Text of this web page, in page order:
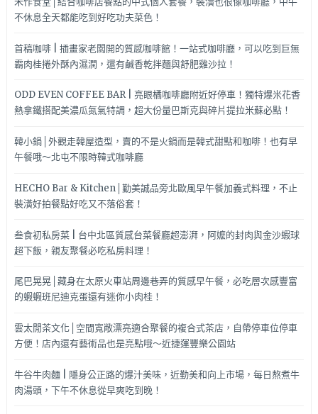
不休息全天都能吃到好吃功夫菜色！
首稿咖啡 | 插畫家老闆開的質感咖啡館！一站式咖啡廳，可以吃到巨無
霸肉桂捲外酥內濕潤，還有鹹香乾拌麵與舒肥雞沙拉！
ODD EVEN COFFEE BAR | 亮眼橘咖啡廳附近好停車！獨特爆米花香
熱拿鐵搭配美濃瓜氮氣特調，超大份量巴斯克與碎片提拉米蘇必點！
韓小鍋│外觀走韓屋造型，賣的不是火鍋而是韓式甜點和咖啡！也有早
午餐哦～北屯不限時韓式咖啡廳
HECHO Bar & Kitchen│勤美誠品旁北歐風早午餐加義式料理，不止
裝潢好拍餐點好吃又不落俗套！
叁食初私房菜 | 台中北區質感台菜餐廳超澎湃，阿嬤的封肉與金沙蝦球
超下飯，親友聚餐必吃私房料理！
尾巴晃晃│藏身在太原火車站周邊巷弄的質感早午餐，必吃層次感豐富
的蝦蝦班尼迪克蛋還有迷你小肉桂！
雲太閒茶文化│空間寬敞漂亮適合聚餐的複合式茶店，自帶停車位停車
方便！店內還有藝術品也是亮點哦～近捷運豐樂公園站
牛谷牛肉麵 | 隱身公正路的爆汁美味，近勤美和向上市場，每日熬煮牛
肉湯頭，下午不休息從早爽吃到晚！